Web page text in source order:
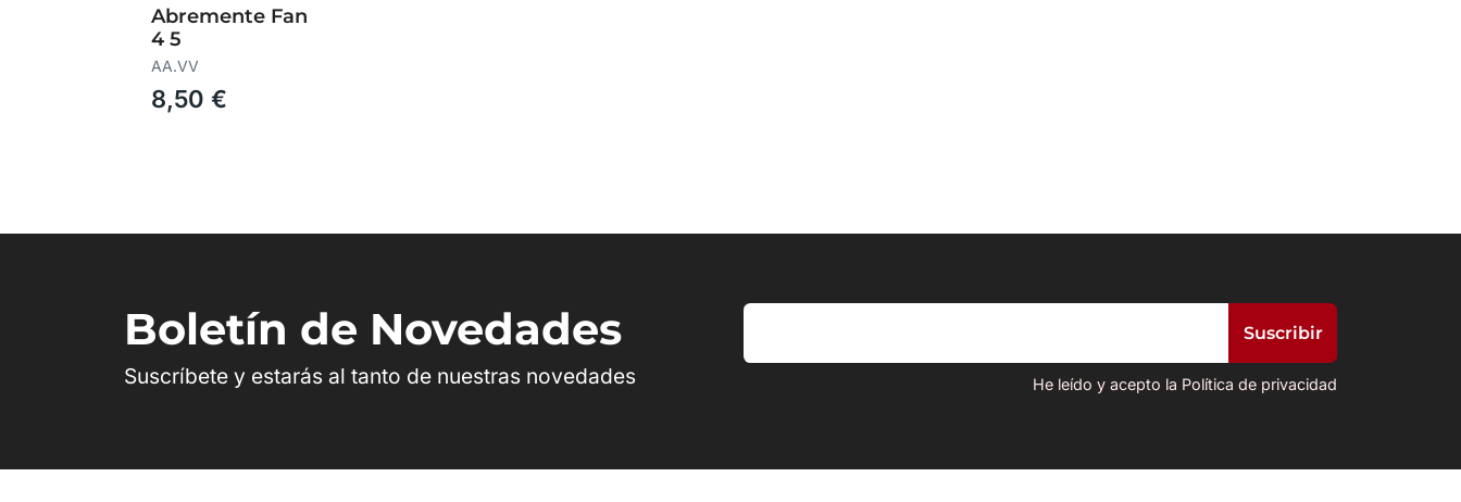
Abremente Fan
4 5
AA.VV
8,50 €
Boletín de Novedades
Suscríbete y estarás al tanto de nuestras novedades He leído y acepto la Política de privacidad